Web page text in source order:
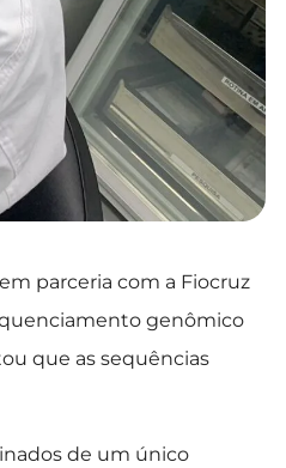
parceria com a Fiocruz
genômico
que as sequências
de um único